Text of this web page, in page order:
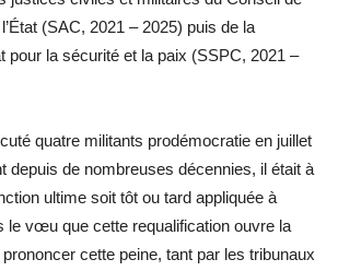
(SAC, 2021 – 2025) puis de la
pour la sécurité et la paix (SSPC, 2021 –
quatre militants prodémocratie en juillet
depuis de nombreuses décennies, il était à
ultime soit tôt ou tard appliquée à
le vœu que cette requalification ouvre la
cette peine, tant par les tribunaux